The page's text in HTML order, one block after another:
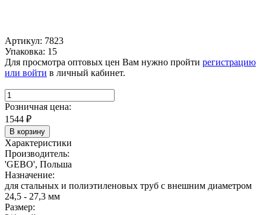
Артикул: 7823
Упаковка: 15
Для просмотра оптовых цен Вам нужно пройти регистрацию
или войти в личный кабинет.
Розничная цена:
1544 ₽
В корзину
Характеристики
Производитель:
'GEBO', Польша
Назначение:
для стальных и полиэтиленовых труб с внешним диаметром
24,5 - 27,3 мм
Размер: